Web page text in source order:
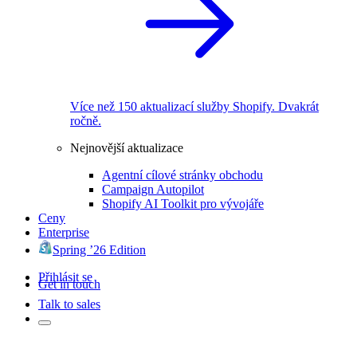
Více než 150 aktualizací služby Shopify. Dvakrát
ročně.
Nejnovější aktualizace
Agentní cílové stránky obchodu
Campaign Autopilot
Shopify AI Toolkit pro vývojáře
Ceny
Enterprise
Spring ’26 Edition
Přihlásit se
Get in touch
Talk to sales